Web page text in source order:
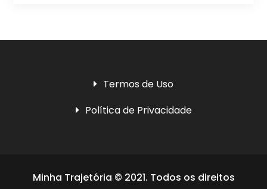
Termos de Uso
Política de Privacidade
Minha Trajetória © 2021. Todos os direitos